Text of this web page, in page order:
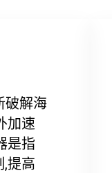
破解海
加速
是指
提高